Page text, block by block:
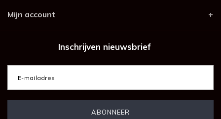
Mijn account
Inschrijven nieuwsbrief